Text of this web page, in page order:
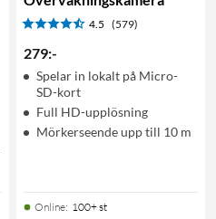
4.5 (579)
279:-
Spelar in lokalt på Micro-
SD-kort
Full HD-upplösning
Mörkerseende upp till 10 m
Online: 100+ st